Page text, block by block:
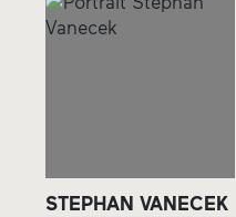
STEPHAN VANECEK